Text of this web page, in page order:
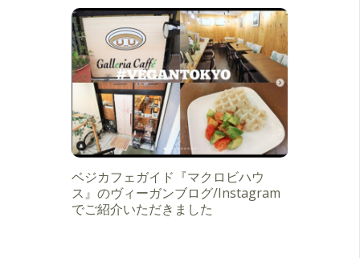
ベジカフェガイド『マクロビハウ
ス』のヴィーガンブログ/Instagram
でご紹介いただきました